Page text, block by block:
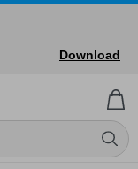
Download